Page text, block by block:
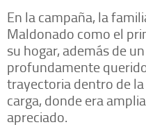
En la campaña, la
Maldonado como el
su hogar, además de
profundamente
trayectoria dentro de
carga, donde era
apreciado.